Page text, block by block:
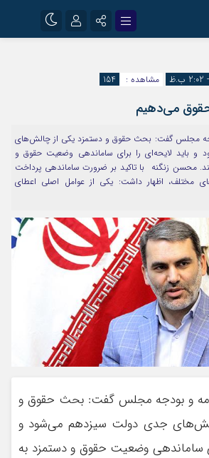
مشاهده : 154
مجلس گفت: بحث حقوق و دستمزد یکی از چالش‌های
باید لایحه‌ای را برای ساماندهی وضعیت حقوق و
محسن زنگنه با تاکید بر ضرورت ساماندهی پرداخت
مختلف، اظهار داشت: یکی از عوامل اصلی اعطای
و بودجه مجلس گفت: بحث حقوق و
جدی دولت سیزدهم می‌شود و
ساماندهی وضعیت حقوق و دستمزد به